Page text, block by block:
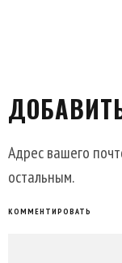
Адрес вашего
остальным.
КОММЕНТИРОВАТЬ